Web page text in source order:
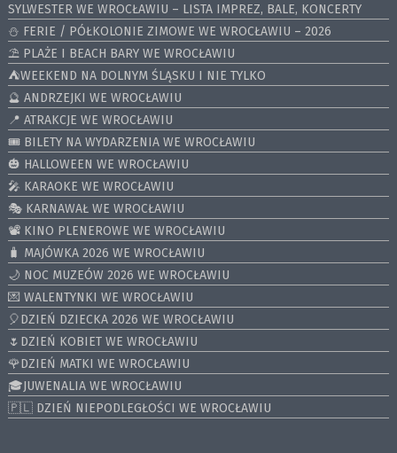
SYLWESTER WE WROCŁAWIU – LISTA IMPREZ, BALE, KONCERTY
⛄️ FERIE / PÓŁKOLONIE ZIMOWE WE WROCŁAWIU – 2026
⛱️ PLAŻE I BEACH BARY WE WROCŁAWIU
⛺️WEEKEND NA DOLNYM ŚLĄSKU I NIE TYLKO
🔮 ANDRZEJKI WE WROCŁAWIU
📍 ATRAKCJE WE WROCŁAWIU
🎟️ BILETY NA WYDARZENIA WE WROCŁAWIU
🎃 HALLOWEEN WE WROCŁAWIU
🎤 KARAOKE WE WROCŁAWIU
🎭 KARNAWAŁ WE WROCŁAWIU
📽️ KINO PLENEROWE WE WROCŁAWIU
🧳 MAJÓWKA 2026 WE WROCŁAWIU
🌙 NOC MUZEÓW 2026 WE WROCŁAWIU
💌 WALENTYNKI WE WROCŁAWIU
🎈DZIEŃ DZIECKA 2026 WE WROCŁAWIU
🌷DZIEŃ KOBIET WE WROCŁAWIU
🌹DZIEŃ MATKI WE WROCŁAWIU
🎓JUWENALIA WE WROCŁAWIU
🇵🇱 DZIEŃ NIEPODLEGŁOŚCI WE WROCŁAWIU